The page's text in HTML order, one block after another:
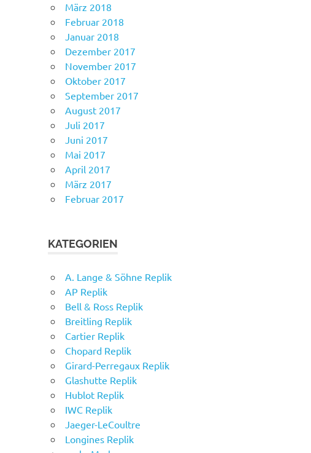
März 2018
Februar 2018
Januar 2018
Dezember 2017
November 2017
Oktober 2017
September 2017
August 2017
Juli 2017
Juni 2017
Mai 2017
April 2017
März 2017
Februar 2017
KATEGORIEN
A. Lange & Söhne Replik
AP Replik
Bell & Ross Replik
Breitling Replik
Cartier Replik
Chopard Replik
Girard-Perregaux Replik
Glashutte Replik
Hublot Replik
IWC Replik
Jaeger-LeCoultre
Longines Replik